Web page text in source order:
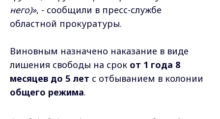
него)», - сообщили в пресс-службе
областной прокуратуры.
Виновным назначено наказание в виде
лишения свободы на срок от 1 года 8
месяцев до 5 лет с отбыванием в колонии
общего режима.